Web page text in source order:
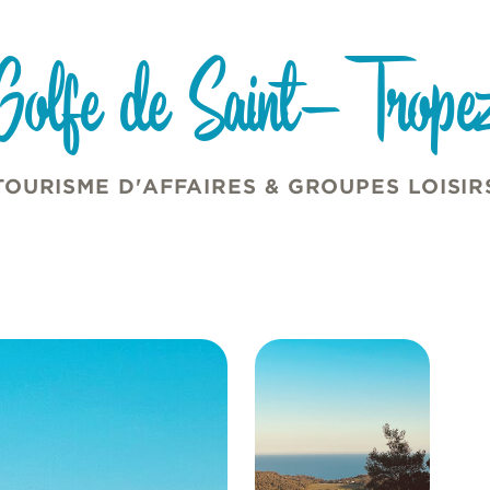
de Saint-
D'AFFAIRES & GROUPES